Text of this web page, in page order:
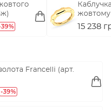
жовтому
15 238
Francelli (арт.
-39%